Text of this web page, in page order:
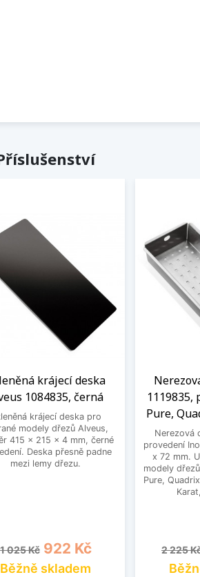
krájecí deska
1084835, černá
krájecí deska pro
modely dřezů Alveus,
415 x 215 x 4 mm, černé
Deska přesně padne
mezi lemy dřezu.
Běžná cena
1 025 Kč Cena
922 Kč
Běžně skladem
1119835,
Pure,
Nerezová
provedení
x 72 mm.
modely
Pure,
Běžná
2 225